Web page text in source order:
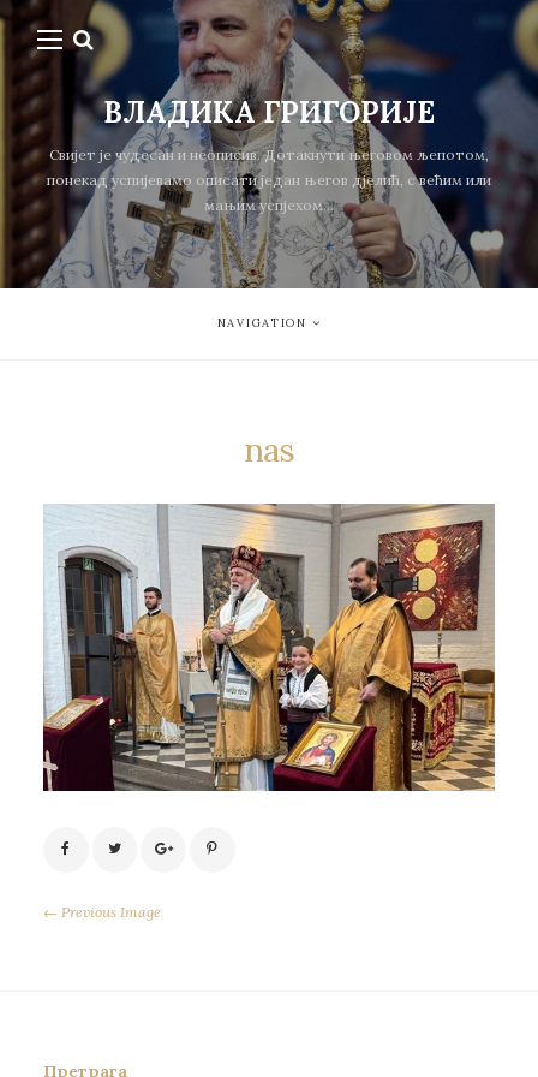
ВЛАДИКА ГРИГОРИЈЕ
Свијет је чудесан и неописив. Дотакнути његовом љепотом,
понекад успијевамо описати један његов дјелић, с већим или
мањим успјехом...
NAVIGATION
nas
← Previous Image
Претрага